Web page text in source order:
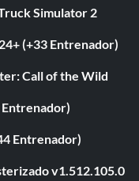
Simulator 2
(+33 Entrenador)
Call of the Wild
Entrenador)
v1.512.105.0